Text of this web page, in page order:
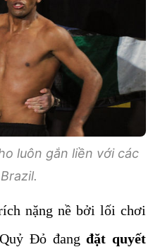
luôn gắn liền với các
nặng nề bởi lối chơi
Đỏ đangđặt quyết